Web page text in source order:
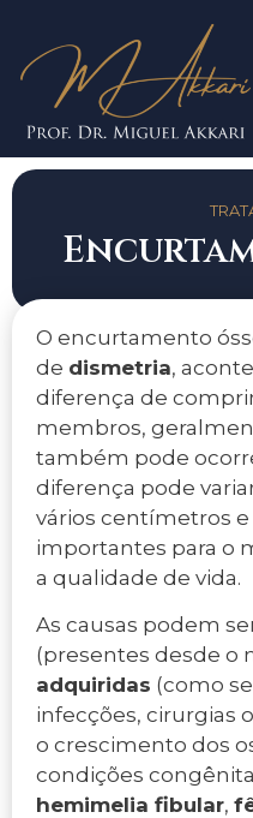
O encurtamento
de dismetria,
diferença de
membros,
também pode
diferença pode
vários centímetros
importantes para o
a qualidade de vida.
As causas podem
(presentes desde o
adquiridas (como
infecções, cirurgias
o crescimento dos
condições
hemimelia fibular,